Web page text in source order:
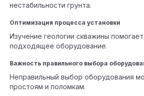
нестабильности грунта.
Оптимизация процесса установки
Изучение геологии скважины
подходящее оборудование.
Важность правильного выбора
Неправильный выбор оборудования
простоям и поломкам.